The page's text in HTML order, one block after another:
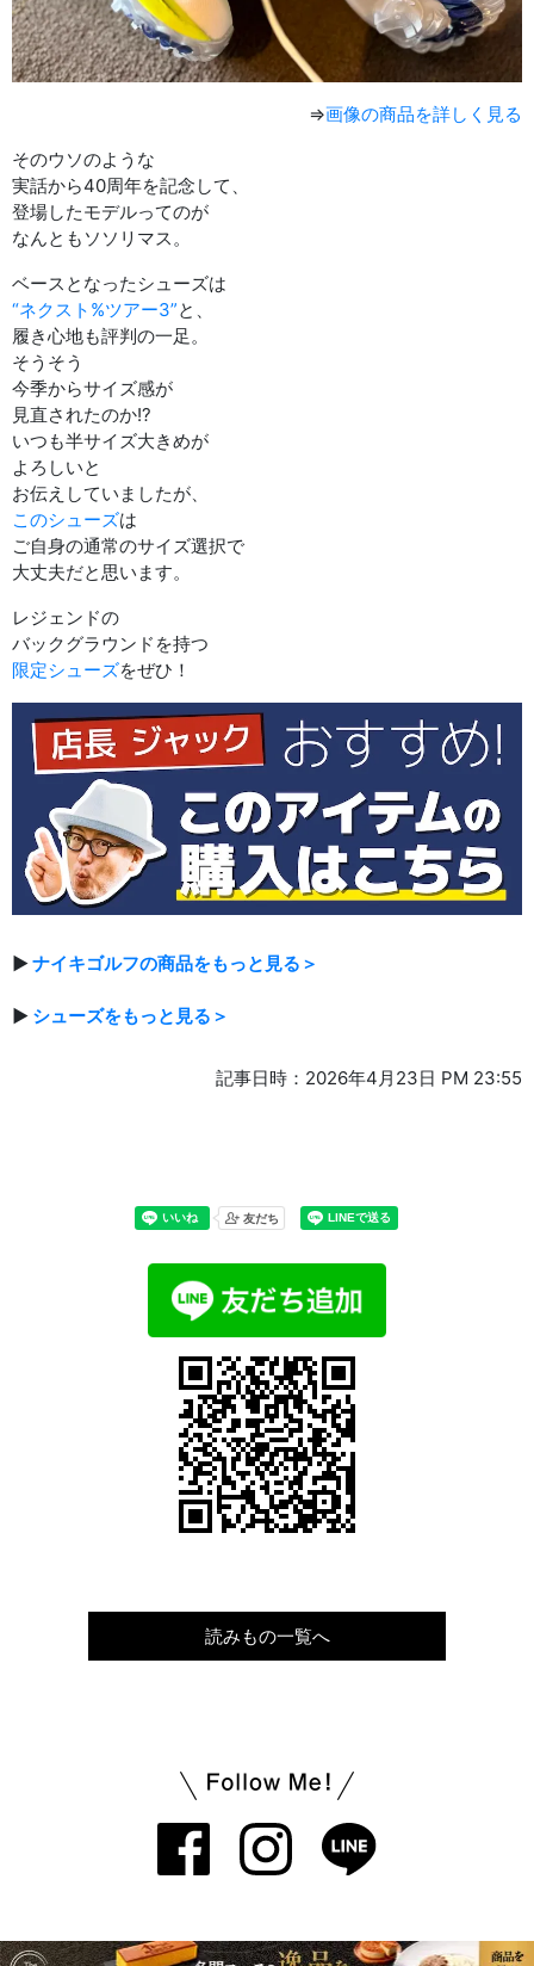
⇒画像の商品を詳しく見る
そのウソのような
実話から40周年を記念して、
登場したモデルってのが
なんともソソリマス。
ベースとなったシューズは
“ネクスト%ツアー3”と、
履き心地も評判の一足。
そうそう
今季からサイズ感が
見直されたのか!?
いつも半サイズ大きめが
よろしいと
お伝えしていましたが、
このシューズは
ご自身の通常のサイズ選択で
大丈夫だと思います。
レジェンドの
バックグラウンドを持つ
限定シューズをぜひ！
▶ナイキゴルフの商品をもっと見る＞
▶ シューズをもっと見る＞
記事日時：2026年4月23日 PM 23:55
読みもの一覧へ